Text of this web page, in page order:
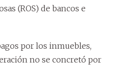
(ROS) de bancos e
por los inmuebles,
no se concretó por